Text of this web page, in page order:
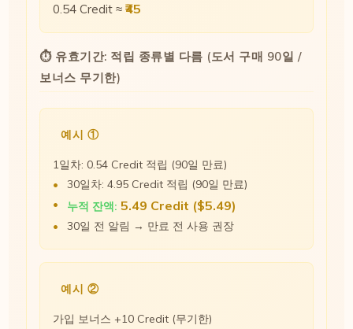
0.54 Credit ≈₹45
⏱ 유효기간: 적립 종류별 다름 (도서 구매 90일 /
보너스 무기한)
예시 ①
1일차: 0.54 Credit 적립 (90일 만료)
30일차: 4.95 Credit 적립 (90일 만료)
누적 잔액:5.49 Credit ($5.49)
30일 전 알림 → 만료 전 사용 권장
예시 ②
가입 보너스 +10 Credit (무기한)